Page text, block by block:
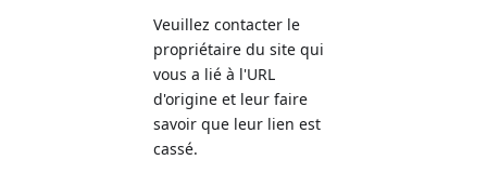
Veuillez contacter le
propriétaire du site qui
vous a lié à l'URL
d'origine et leur faire
savoir que leur lien est
cassé.